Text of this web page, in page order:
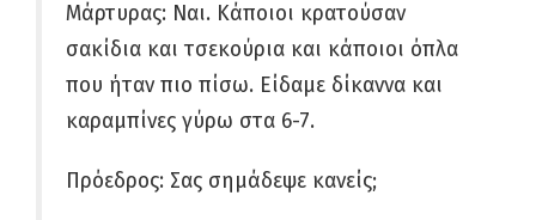
Μάρτυρας: Ναι. Κάποιοι κρατούσαν
σακίδια και τσεκούρια και κάποιοι όπλα
που ήταν πιο πίσω. Είδαμε δίκαννα και
καραμπίνες γύρω στα 6-7.
Πρόεδρος: Σας σημάδεψε κανείς;